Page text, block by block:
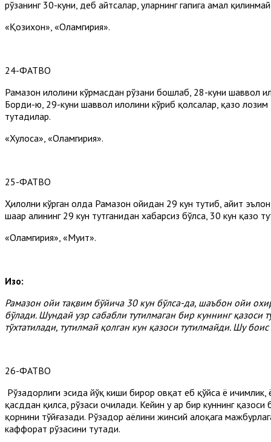
рўзанинг 30-куни, деб айтсалар, уларнинг гапига амал
«Қозихон», «Оламгирия».
24-ФАТВО
Рамазон ҳилолини кўрмасдан рўзани бошлаб, 28-куни шаввол
Борди-ю, 29-куни шаввол ҳилолини кўриб қолсалар, қазо
тутадилар.
«Хулоса», «Оламгирия».
25-ФАТВО
Ҳилолни кўрган ҳолда Рамазон ойидан 29 кун тутиб, ҳайит
шаҳар аҳлининг 29 кун тутганидан хабарсиз бўлса, 30 кун қазо
«Оламгирия», «Муҳит».
Изоҳ:
Рамазон ойи тақвим бўйича 30 кун бўлса-да, шаъбон ойи
бўлади. Шундай узр сабабли тутилмаган бир куннингқазоси
тўхтатилади, тутилмай қолган кун қазоси тутилмайди. Шубоис
26-ФАТВО
Рўзадорлиги эсида йўқ киши бирор овқат еб қўйса ё
қасддан қилса, рўзаси очилади. Кейин у ҳар бир куннинг
қорнини тўйғазади. Рўзадор аёлини жинсий алоқага
каффорат рўзасини тутади.